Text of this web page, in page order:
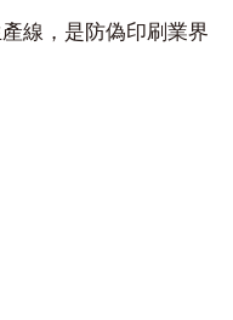
線，是防偽印刷業界